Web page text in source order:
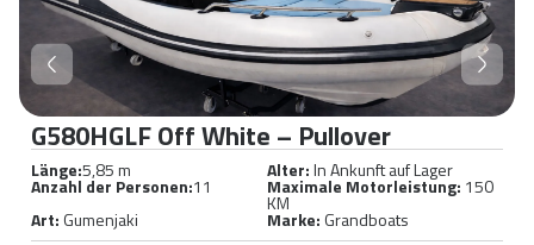
G580HGLF Off White – Pullover
Länge:5,85 m Alter:In Ankunft auf Lager
Anzahl der Personen:11 Maximale Motorleistung: 150
KM
Art: Gumenjaki Marke: Grandboats